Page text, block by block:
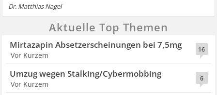
Dr. Matthias Nagel
Aktuelle Top Themen
16
Mirtazapin Absetzerscheinungen bei 7,5mg
Vor Kurzem
6
Umzug wegen Stalking/Cybermobbing
Vor Kurzem